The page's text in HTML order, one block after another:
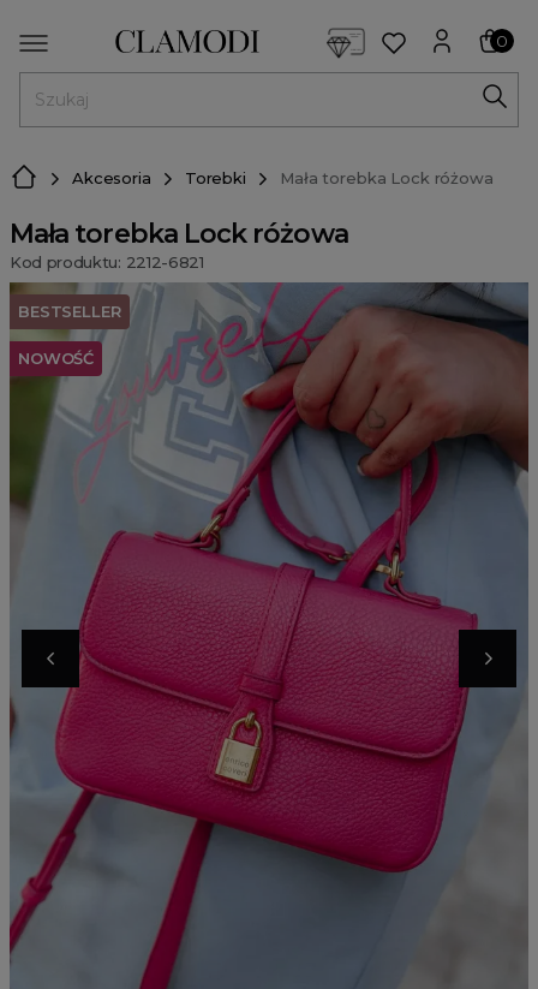
0
Akcesoria Torebki Mała torebka Lock różowa
Mała torebka Lock różowa
Kod produktu: 2212-6821
BESTSELLER
NOWOŚĆ